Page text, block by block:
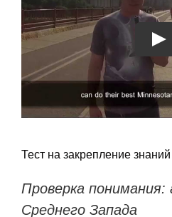
Тест на закрепление знаний
Проверка понимания:
Среднего Запада